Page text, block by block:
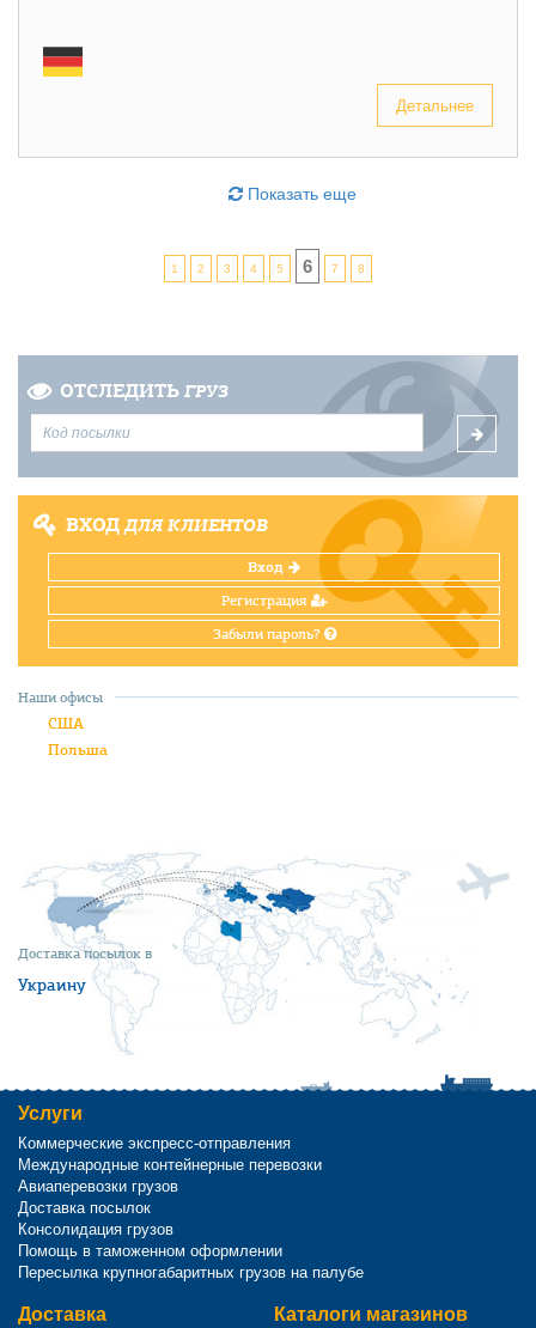
Детальнее
Показать еще
1 2 3 4 5 6 7 8
ОТСЛЕДИТЬ ГРУЗ
ВХОДДЛЯ КЛИЕНТОВ
Вход
Регистрация
Забыли пароль?
Доставка посылок в
Украину
Наши офисы
США
Польша
Услуги
Коммерческие экспресс-отправления
Международные контейнерные перевозки
Авиаперевозки грузов
Доставка посылок
Консолидация грузов
Помощь в таможенном оформлении
Пересылка крупногабаритных грузов на палубе
Доставка Каталоги магазинов